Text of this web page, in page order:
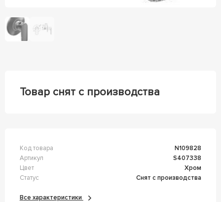
Товар снят с производства
Код товара
n109828
Артикул
s407338
Цвет
Хром
Статус
Снят с производства
Все характеристики